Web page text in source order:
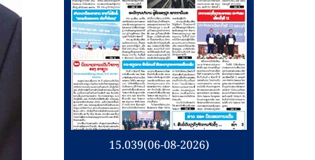
15.039(06-08-2026)